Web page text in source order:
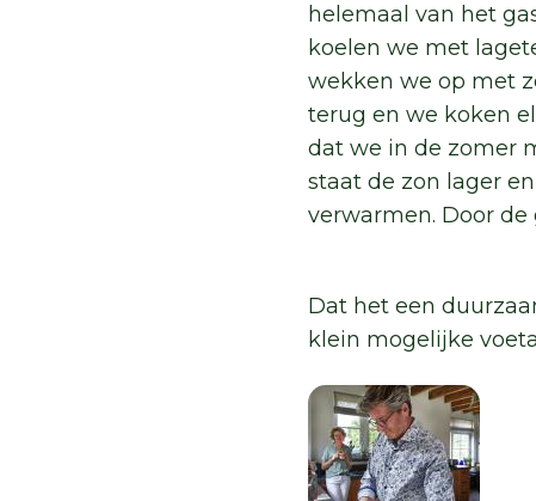
helemaal van het
koelen we met
wekken we op met
terug en we koken
dat we in de zomer
staat de zon lager
verwarmen. Door de
Dat het een
klein mogelijke